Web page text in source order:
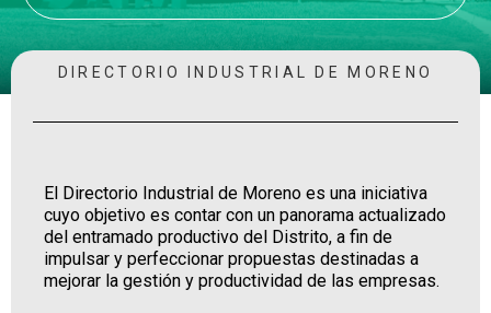
DIRECTORIO INDUSTRIAL DE MORENO
El Directorio Industrial de Moreno es una iniciativa
cuyo objetivo es contar con un panorama actualizado
del entramado productivo del Distrito, a fin de
impulsar y perfeccionar propuestas destinadas a
mejorar la gestión y productividad de las empresas.